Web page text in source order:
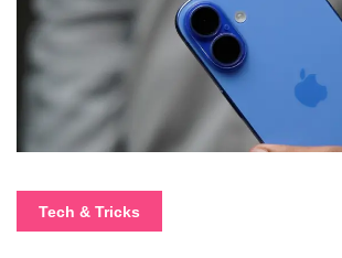
Tech & Tricks